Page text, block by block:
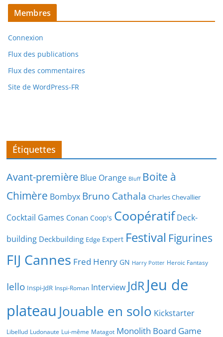
Membres
Connexion
Flux des publications
Flux des commentaires
Site de WordPress-FR
Étiquettes
Avant-première Blue Orange Bluff Boite à
Chimère Bombyx Bruno Cathala Charles Chevallier
Cocktail Games Conan Coop's Coopératif Deck-
building Deckbuilding Edge Expert Festival Figurines
FIJ Cannes Fred Henry GN Harry Potter Heroic Fantasy
Iello Inspi-JdR Inspi-Roman Interview JdRJeu de
plateau Jouable en solo Kickstarter
Libellud Ludonaute Lui-même Matagot Monolith Board Game